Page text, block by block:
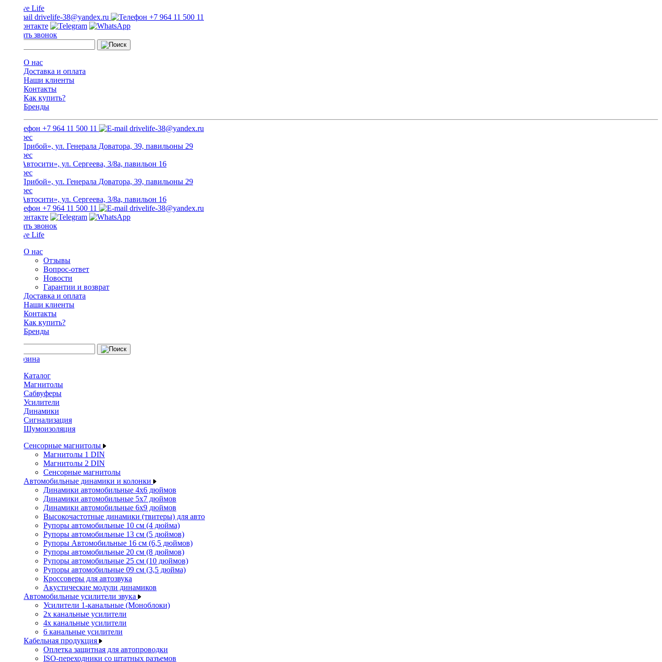
drivelife-38@yandex.ru +7 964 11 500 11
Заказать звонок
О нас
Доставка и оплата
Наши клиенты
Контакты
Как купить?
Бренды
+7 964 11 500 11 drivelife-38@yandex.ru
ТЦ «Прибой», ул. Генерала Доватора, 39, павильоны 29
ТЦ «Автосити», ул. Сергеева, 3/8а, павильон 16
ТЦ «Прибой», ул. Генерала Доватора, 39, павильоны 29
ТЦ «Автосити», ул. Сергеева, 3/8а, павильон 16
+7 964 11 500 11
drivelife-38@yandex.ru
Заказать звонок
О нас
Отзывы
Вопрос-ответ
Новости
Гарантии и возврат
Доставка и оплата
Наши клиенты
Контакты
Как купить?
Бренды
Каталог
Магнитолы
Сабвуферы
Усилители
Динамики
Сигнализация
Шумоизоляция
Сенсорные магнитолы
Магнитолы 1 DIN
Магнитолы 2 DIN
Сенсорные магнитолы
Автомобильные динамики и колонки
Динамики автомобильные 4x6 дюймов
Динамики автомобильные 5x7 дюймов
Динамики автомобильные 6x9 дюймов
Высокочастотные динамики (твитеры) для авто
Рупоры автомобильные 10 см (4 дюйма)
Рупоры автомобильные 13 см (5 дюймов)
Рупоры Автомобильные 16 см (6,5 дюймов)
Рупоры автомобильные 20 см (8 дюймов)
Рупоры автомобильные 25 см (10 дюймов)
Рупоры автомобильные 09 см (3,5 дюйма)
Кроссоверы для автозвука
Акустические модули динамиков
Автомобильные усилители звука
Усилители 1-канальные (Моноблоки)
2х канальные усилители
4х канальные усилители
6 канальные усилители
Кабельная продукция
Оплетка защитная для автопроводки
ISO-переходники со штатных разъемов